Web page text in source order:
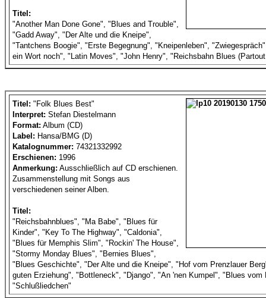
Titel:
"Another Man Done Gone", "Blues and Trouble",
"Gadd Away", "Der Alte und die Kneipe",
"Tantchens Boogie", "Erste Begegnung", "Kneipenleben",
ein Wort noch", "Latin Moves", "John Henry", "Reichsbahn Blues
Titel: "Folk Blues Best"
Interpret: Stefan Diestelmann
Format: Album (CD)
Label: Hansa/BMG (D)
Katalognummer: 74321332992
Erschienen: 1996
Anmerkung: Ausschließlich auf CD erschienen.
Zusammenstellung mit Songs aus
verschiedenen seiner Alben.
Titel:
"Reichsbahnblues", "Ma Babe", "Blues für
Kinder", "Key To The Highway", "Caldonia",
"Blues für Memphis Slim", "Rockin' The House",
"Stormy Monday Blues", "Bernies Blues",
"Blues Geschichte", "Der Alte und die Kneipe", "Hof vom Prenzlauer
guten Erziehung", "Bottleneck", "Django", "An 'nen Kumpel", "Blues vom
"Schlußliedchen"